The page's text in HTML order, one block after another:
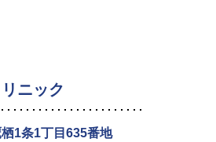
ニック
1条1丁目635番地